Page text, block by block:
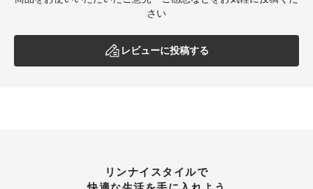
さい
レビューに投稿する
リンナイスタイルで